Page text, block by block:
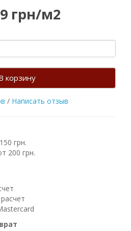
грн/м2
корзину
/ Написать отзыв
грн.
200 грн.